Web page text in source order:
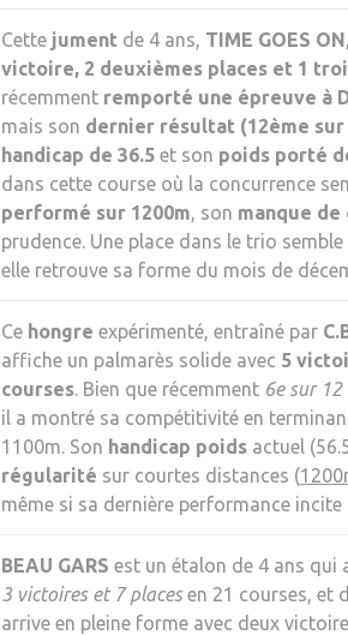
Cette jument de 4 ans, TIME GOES ON
victoire, 2 deuxièmes places et 1
récemment remporté une épreuve à
mais son dernier résultat (12ème sur
handicap de 36.5et son poids porté
dans cette course où la concurrence
performé sur 1200m, son manque de
prudence. Une place dans le trio
elle retrouve sa forme du mois de
Ce hongre expérimenté, entraîné par
affiche un palmarès solide avec 5
courses. Bien que récemment 6e sur 12
il a montré sa compétitivité en
1100m. Son handicap poidsactuel
régularité sur courtes distances (
même si sa dernière performance incite
BEAU GARS est un étalon de 4 ans qui
3 victoires et 7 placesen 21 courses, et
arrive en pleine forme avec deux